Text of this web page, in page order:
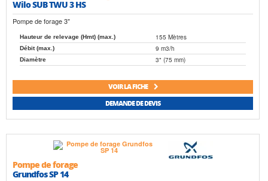
Wilo SUB TWU 3 HS
Pompe de forage 3"
Hauteur de relevage (Hmt) (max.) 155 Mètres
Débit (max.) 9 m3/h
Diamètre 3" (75 mm)
VOIR LA FICHE
DEMANDE DE DEVIS
Pompe de forage
Grundfos SP 14